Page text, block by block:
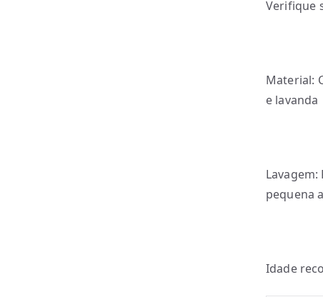
Verifique
Material:
e lavanda
pequena
Idade